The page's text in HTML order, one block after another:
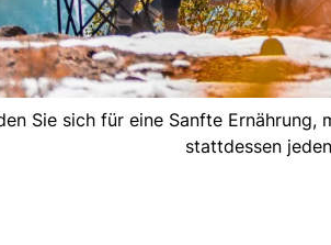
Sie sich für eine Sanfte Ernährung,
stattdessen